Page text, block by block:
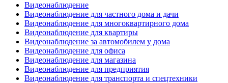
Видеонаблюдение
Видеонаблюдение для частного дома и дачи
Видеонаблюдение для многоквартирного дома
Видеонаблюдение для квартиры
Видеонаблюдение за автомобилем у дома
Видеонаблюдение для офиса
Видеонаблюдение для магазина
Видеонаблюдение для предприятия
Видеонаблюдение для транспорта и спецтехники